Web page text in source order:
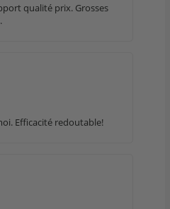
qualité prix. Grosses
Efficacité redoutable!